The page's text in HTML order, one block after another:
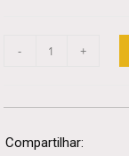
- +
Compartilhar: